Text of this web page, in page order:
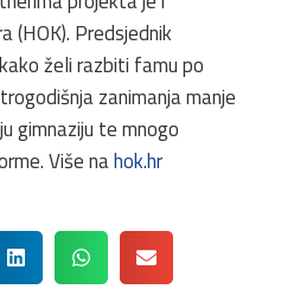
(HOK). Predsjednik
želi razbiti famu po
zanimanja manje
gimnaziju te mnogo
Više nahok.hr